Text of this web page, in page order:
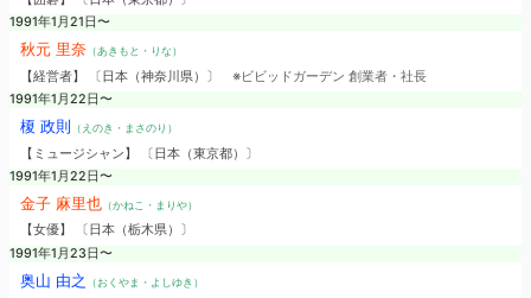
1991年1月21日〜
秋元 里奈（あきもと・りな）
【経営者】 〔日本（神奈川県）〕 ※ビビッドガーデン 創業者・社長
1991年1月22日〜
榎 政則 （えのき・まさのり）
【ミュージシャン】 〔日本（東京都）〕
1991年1月22日〜
金子 麻里也（かねこ・まりや）
【女優】 〔日本（栃木県）〕
1991年1月23日〜
奥山 由之 （おくやま・よしゆき）